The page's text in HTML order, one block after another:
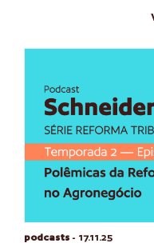
podcasts - 17.11.25